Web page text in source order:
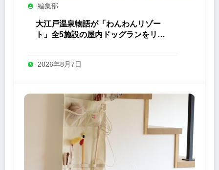
編集部
大江戸温泉物語が「わんわんリゾー
ト」全5施設の屋内ドッグランをリニ
2026年8月7日